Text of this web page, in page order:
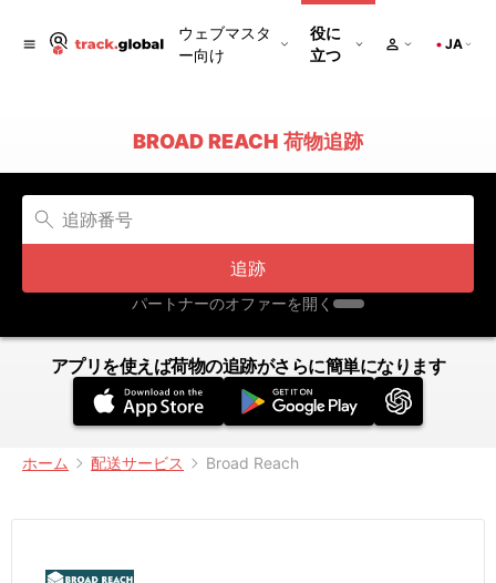
ウェブマスタ
ー向け
役に
立つ
JA
BROAD REACH 荷物追跡
追跡
パートナーのオファーを開く
アプリを使えば荷物の追跡がさらに簡単になります
ホーム 配送サービス Broad Reach